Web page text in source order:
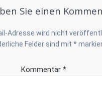
Sie einen
Adresse wird nicht
Felder sind mit *
Kommentar *